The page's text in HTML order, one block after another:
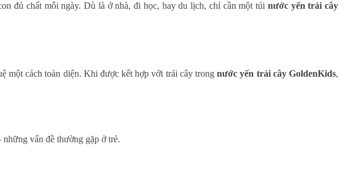
đủ chất mỗi ngày. Dù là ở nhà, đi học, hay du lịch, chỉ cần một túi nước yến trái cây
một cách toàn diện. Khi được kết hợp với trái cây trongnước yến trái cây GoldenKids,
vấn đề thường gặp ở trẻ.